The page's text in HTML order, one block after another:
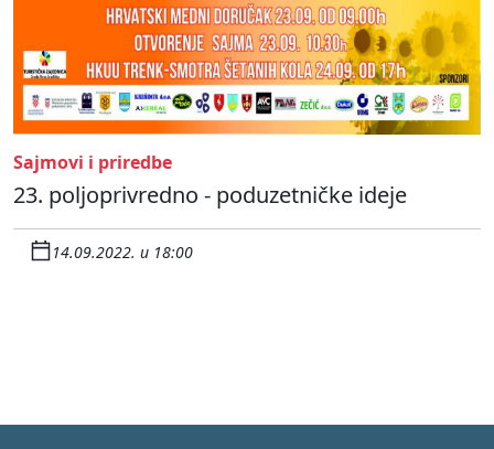
Sajmovi i priredbe
23. poljoprivredno - poduzetničke ideje
14.09.2022. u 18:00